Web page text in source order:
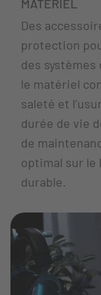
MATÉRIEL
Des
protection
des
le matériel
saleté et
durée de vie
de
optimal sur le
durable.